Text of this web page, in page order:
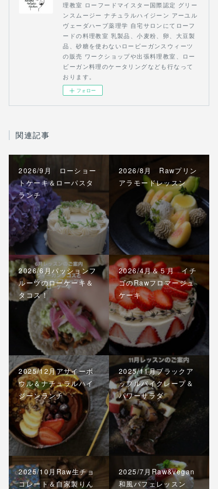
理教室 ローフードマイスター国際認定 グリー
ンスムージー ナチュラルハイジーン アーユル
ヴェーダハーブ薬理学 自宅サロンにてローフ
ードの料理教室 乳製品、小麦粉、卵、大豆製
品、砂糖を使わないロービーガンスウィーツ
の販売 ワークショップや出張料理教室、ロー
ビーガン料理のケータリングなども行なって
おります。
フォロー
関連記事
2026/9月 ローショー
トケーキ＆ローパスタ
ランチ
2026/8月 Rawプリン
アラモードレッスン
2026/6月パッションフ
ルーツのローケーキ＆
タコス！
2026/4月＆５月 イチ
ゴのRawフロマージュ
ケーキ
2025/12月アサイーボ
ウル＆ナチュラルハイ
ジーンランチ
2025/11月ブラックア
ップルパイクレープ＆
パワーサラダ
2025/10月Raw生チョ
コレート＆自家製りん
2025/7月Raw&vegan
和風パフェレッスン